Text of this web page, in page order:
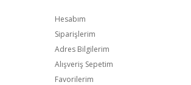
Hesabım
Siparişlerim
Adres Bilgilerim
Alışveriş Sepetim
Favorilerim